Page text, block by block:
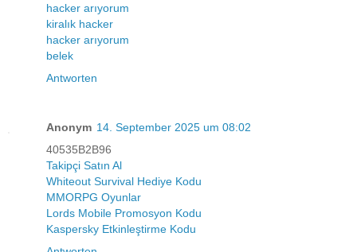
hacker arıyorum
kiralık hacker
hacker arıyorum
belek
Antworten
Anonym 14. September 2025 um 08:02
40535B2B96
Takipçi Satın Al
Whiteout Survival Hediye Kodu
MMORPG Oyunlar
Lords Mobile Promosyon Kodu
Kaspersky Etkinleştirme Kodu